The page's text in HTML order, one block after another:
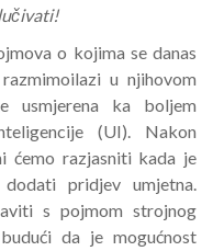
o kojima se danas
u njihovom
usmjerena ka boljem
(UI). Nakon
ćemo razjasniti kada je
pridjev umjetna.
s pojmom strojnog
da je mogućnost